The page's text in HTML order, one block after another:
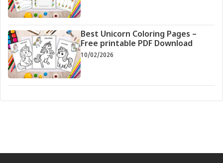
Best Unicorn Coloring Pages –
Free printable PDF Download
10/02/2026